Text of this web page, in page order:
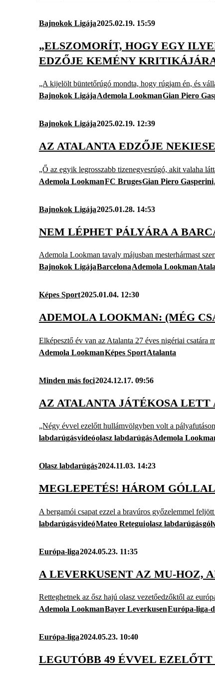
Bajnokok Ligája2025.02.19. 15:59
„ELSZOMORÍT, HOGY EGY
EDZŐJE KEMÉNY
„A kijelölt büntetőrúgó mondta, hogy rúgjam én, és
Bajnokok LigájaAdemola LookmanGian Piero
Bajnokok Ligája2025.02.19. 12:39
AZ ATALANTA EDZŐJE
„Ő az egyik legrosszabb tizenegyesrúgó, akit valaha
Ademola LookmanFC BrugesGian Piero Gasperini
Bajnokok Ligája2025.01.28. 14:53
NEM LÉPHET PÁLYÁRA A
Ademola Lookman tavaly májusban mesterhármast
Bajnokok LigájaBarcelonaAdemola Lookman
Képes Sport2025.01.04. 12:30
ADEMOLA LOOKMAN: (MÉG
Elképesztő év van az Atalanta 27 éves nigériai csatára
Ademola LookmanKépes SportAtalanta
Minden más foci2024.12.17. 09:56
AZ ATALANTA JÁTÉKOSA
„Négy évvel ezelőtt hullámvölgyben volt a
labdarúgásvideóolasz labdarúgásAdemola
Olasz labdarúgás2024.11.03. 14:23
MEGLEPETÉS! HÁROM
A bergamói csapat ezzel a bravúros győzelemmel
labdarúgásvideóMateo Reteguiolasz labdarúgás
Európa-liga2024.05.23. 11:35
A LEVERKUSENT AZ MU-HOZ,
Retteghetnek az ősz hajú olasz vezetőedzőktől az
Ademola LookmanBayer LeverkusenEurópa-liga-
Európa-liga2024.05.23. 10:40
LEGUTÓBB 49 ÉVVEL